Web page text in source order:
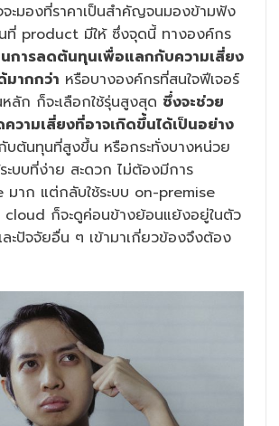
ะมองที่ราคาเป็นสำคัญจนมองข้ามฟัง
ที่ product มีให้ ซึ่งจุดนี้ ทางองค์กร
นการลดต้นทุนเพื่อแลกกับความเสี่ยง
มากกว่า หรือบางองค์กรที่สนใจฟีเจอร์
ลัก ก็จะเลือกใช้รุ่นสูงสุด ซึ่งจะช่วย
วามเสี่ยงที่อาจเกิดขึ้นได้เป็นอย่าง
ต้นทุนที่สูงขึ้น หรือกระทั่งบางหน่วย
ะบบที่ง่าย สะดวก ไม่ต้องมีการ
าก แต่กลับใช้ระบบ on-premise
cloud ก็จะดูค่อนข้างย้อนแย้งอยู่ในตัว
ละปัจจัยอื่น ๆ เข้ามาเกี่ยวข้องจึงต้อง